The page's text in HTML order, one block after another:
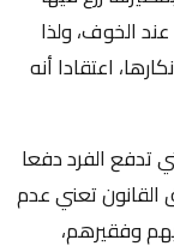
عند الخوف، ولذا
اعتقادا أنه
تدفع الفرد دفعا
القانون تعني عدم
وفقيرهم،